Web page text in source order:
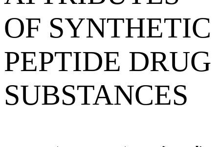
OF SYNTHETIC
PEPTIDE DRUG
SUBSTANCES